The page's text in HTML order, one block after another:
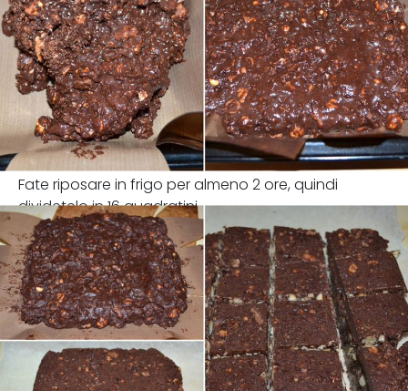
Fate riposare in frigo per almeno 2 ore, quindi
dividetelo in 16 quadratini.